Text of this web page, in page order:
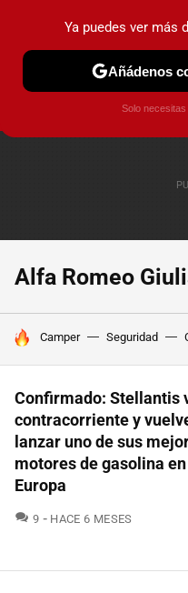
PRUEBAS COCHES
Alfa Romeo
HOY SE HABLA DE
Camper Seguridad
Confirmado: Stellantis
contracorriente y
lanzar uno de sus
motores de gasolina en
Europa
9 COMENTARIOS
HACE 6 MESES
Ya puedes ver más
Añádenos
Solo